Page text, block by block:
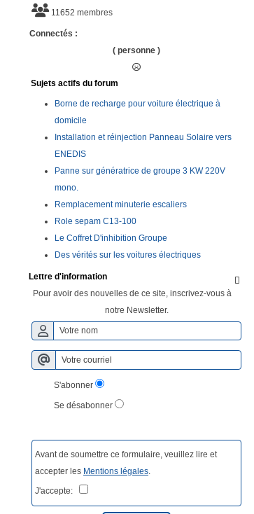
11652 membres
Connectés :
( personne )
Sujets actifs du forum
Borne de recharge pour voiture électrique à
domicile
Installation et réinjection Panneau Solaire vers
ENEDIS
Panne sur génératrice de groupe 3 KW 220V
mono.
Remplacement minuterie escaliers
Role sepam C13-100
Le Coffret D'inhibition Groupe
Des vérités sur les voitures électriques

Lettre d'information
Pour avoir des nouvelles de ce site, inscrivez-vous à
notre Newsletter.
S'abonner
Se désabonner
Avant de soumettre ce formulaire, veuillez lire et
accepter les Mentions légales
J'accepte: